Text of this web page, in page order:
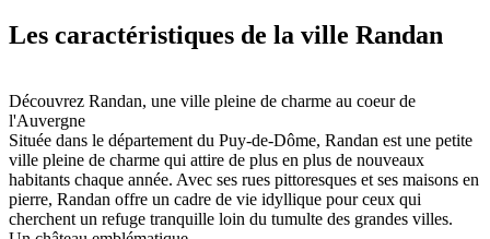
Les caractéristiques de la ville Randan
Découvrez Randan, une ville pleine de charme au coeur de
l'Auvergne
Située dans le département du Puy-de-Dôme, Randan est une petite
ville pleine de charme qui attire de plus en plus de nouveaux
habitants chaque année. Avec ses rues pittoresques et ses maisons en
pierre, Randan offre un cadre de vie idyllique pour ceux qui
cherchent un refuge tranquille loin du tumulte des grandes villes.